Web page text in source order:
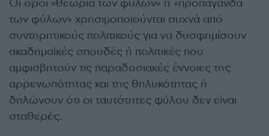
Οι όροι «θεωρία των φύλων» ή «προπαγάνδα
των φύλων» χρησιμοποιούνται συχνά από
συντηρητικούς πολιτικούς για να δυσφημίσουν
ακαδημαϊκές σπουδές ή πολιτικές που
αμφισβητούν τις παραδοσιακές έννοιες της
αρρενωπότητας και της θηλυκότητας ή
δηλώνουν ότι οι ταυτότητες φύλου δεν είναι
σταθερές.